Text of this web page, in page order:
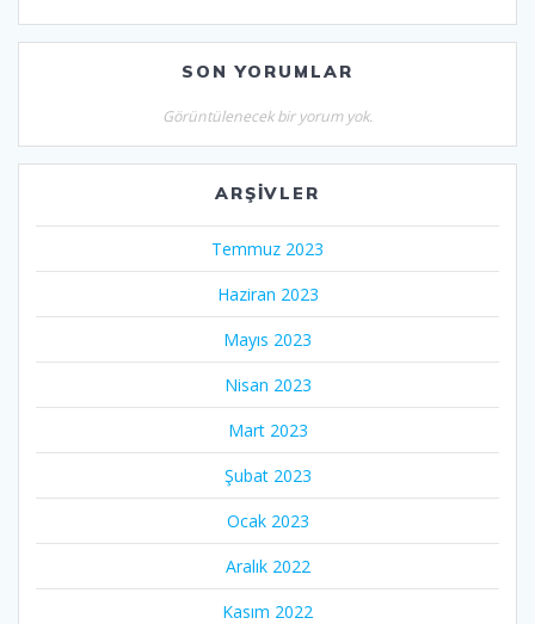
SON YORUMLAR
Görüntülenecek bir yorum yok.
ARŞIVLER
Temmuz 2023
Haziran 2023
Mayıs 2023
Nisan 2023
Mart 2023
Şubat 2023
Ocak 2023
Aralık 2022
Kasım 2022